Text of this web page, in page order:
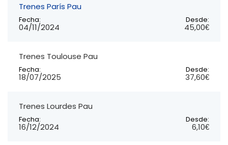
Trenes París Pau
Fecha:
04/11/2024
Desde:
45,00€
Trenes Toulouse Pau
Fecha:
18/07/2025
Desde:
37,60€
Trenes Lourdes Pau
Fecha:
16/12/2024
Desde:
6,10€